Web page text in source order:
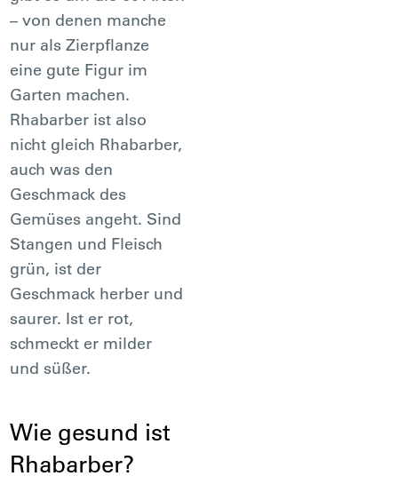
– von denen manche
nur als Zierpflanze
eine gute Figur im
Garten machen.
Rhabarber ist also
nicht gleich Rhabarber,
auch was den
Geschmack des
Gemüses angeht. Sind
Stangen und Fleisch
grün, ist der
Geschmack herber und
saurer. Ist er rot,
schmeckt er milder
und süßer.
Wie gesund ist
Rhabarber?